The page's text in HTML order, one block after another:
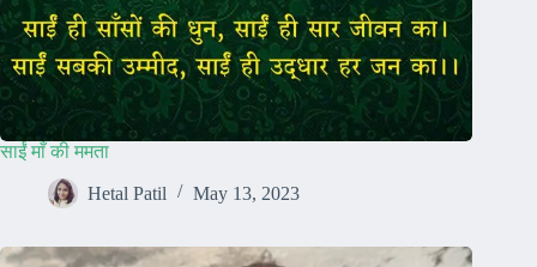
साईं माँ की ममता
Hetal Patil May 13, 2023